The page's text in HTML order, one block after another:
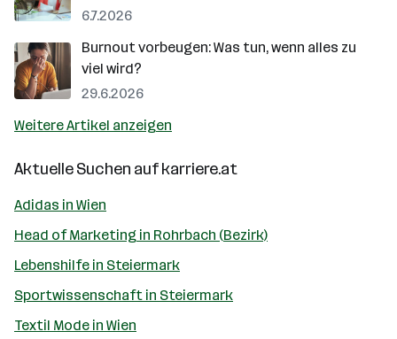
6.7.2026
Burnout vorbeugen: Was tun, wenn alles zu
viel wird?
29.6.2026
Weitere Artikel anzeigen
Aktuelle Suchen aufkarriere.at
Adidas in Wien
Head of Marketing in Rohrbach (Bezirk)
Lebenshilfe in Steiermark
Sportwissenschaft in Steiermark
Textil Mode in Wien